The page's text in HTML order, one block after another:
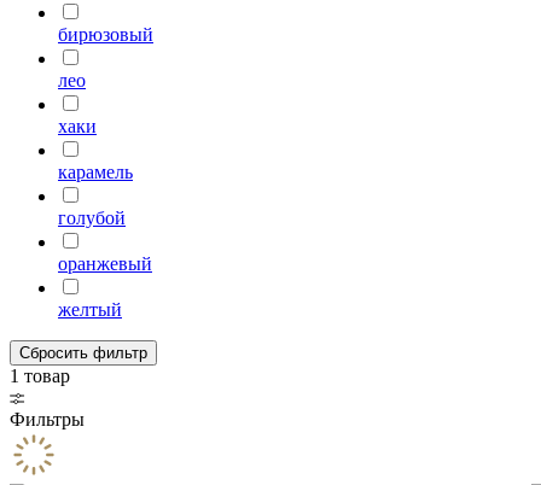
бирюзовый
лео
хаки
карамель
голубой
оранжевый
желтый
Сбросить фильтр
1 товар
Фильтры